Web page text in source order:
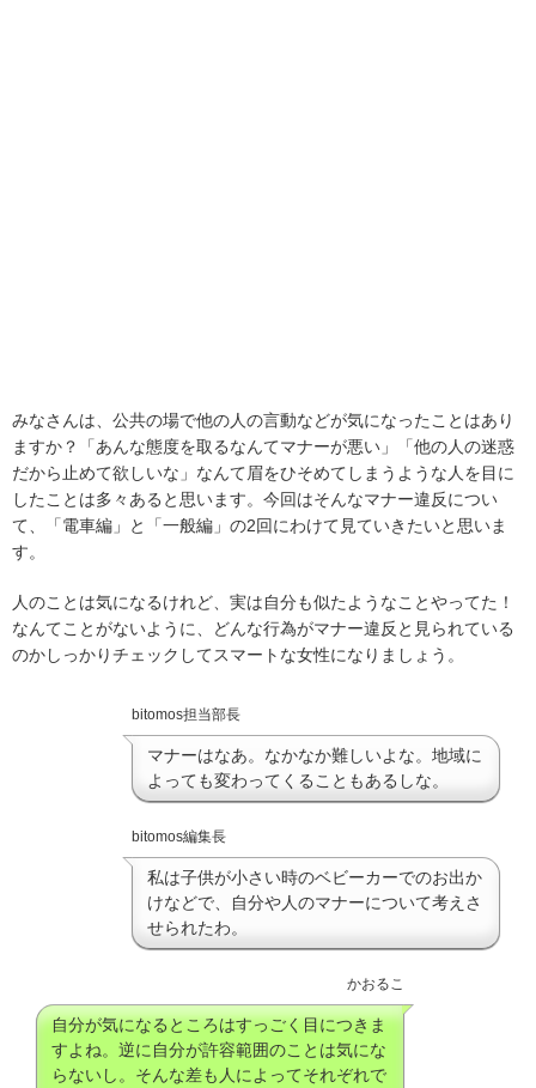
みなさんは、公共の場で他の人の言動などが気になったことはあり
ますか？「あんな態度を取るなんてマナーが悪い」「他の人の迷惑
だから止めて欲しいな」なんて眉をひそめてしまうような人を目に
したことは多々あると思います。今回はそんなマナー違反につい
て、「電車編」と「一般編」の2回にわけて見ていきたいと思いま
す。
人のことは気になるけれど、実は自分も似たようなことやってた！
なんてことがないように、どんな行為がマナー違反と見られている
のかしっかりチェックしてスマートな女性になりましょう。
bitomos担当部長
マナーはなあ。なかなか難しいよな。地域に
よっても変わってくることもあるしな。
bitomos編集長
私は子供が小さい時のベビーカーでのお出か
けなどで、自分や人のマナーについて考えさ
せられたわ。
かおるこ
自分が気になるところはすっごく目につきま
すよね。逆に自分が許容範囲のことは気にな
らないし。そんな差も人によってそれぞれで